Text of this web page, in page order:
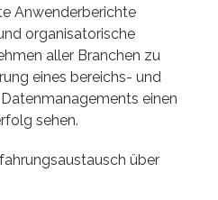
Anwenderberichte
organisatorische
aller Branchen zu
eines bereichs- und
einen
sehen.
über